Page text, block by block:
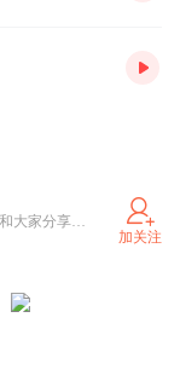
大家好，欢迎来到五颗松籽奇妙屋。 我想和大家分享我的小小世界，一个由文字和声音构成的奇妙空间。 阅读是一盏灯，照亮了我的世界。每当我翻开书页，就打开了一扇扇通往不同世界的门。在这里，我与古今中外的智者对话，体验着他们的生活，感受着他们的情感。 我会用声音绘制画面，用情感讲述故事。带你穿越古代的战场，带你走进都市的繁华。每一个字句，我都倾注了全部的情感，希望它们能够触动你的心。 我梦想用我的声音，为这个世界增添一抹色彩。我希望我的听众，无论身在何处，都能感受到我声音中的温暖和力量。
加关注